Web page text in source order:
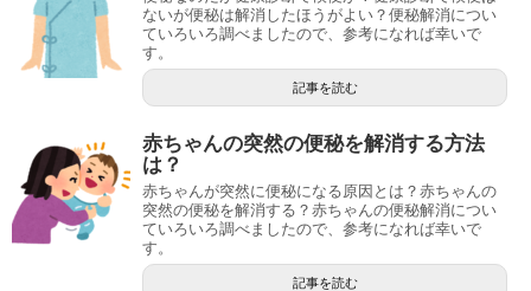
ないが便秘は解消したほうがよい？便秘解消につい
ていろいろ調べましたので、参考になれば幸いで
す。
記事を読む
赤ちゃんの突然の便秘を解消する方法
は？
赤ちゃんが突然に便秘になる原因とは？赤ちゃんの
突然の便秘を解消する？赤ちゃんの便秘解消につい
ていろいろ調べましたので、参考になれば幸いで
す。
記事を読む